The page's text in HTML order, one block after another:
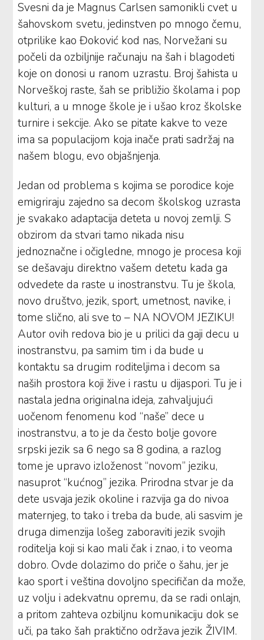
Svesni da je Magnus Carlsen samonikli cvet u
šahovskom svetu, jedinstven po mnogo čemu,
otprilike kao Đoković kod nas, Norvežani su
počeli da ozbiljnije računaju na šah i blagodeti
koje on donosi u ranom uzrastu. Broj šahista u
Norveškoj raste, šah se približio školama i pop
kulturi, a u mnoge škole je i ušao kroz školske
turnire i sekcije. Ako se pitate kakve to veze
ima sa populacijom koja inače prati sadržaj na
našem blogu, evo objašnjenja.
Jedan od problema s kojima se porodice koje
emigriraju zajedno sa decom školskog uzrasta
je svakako adaptacija deteta u novoj zemlji. S
obzirom da stvari tamo nikada nisu
jednoznačne i očigledne, mnogo je procesa koji
se dešavaju direktno vašem detetu kada ga
odvedete da raste u inostranstvu. Tu je škola,
novo društvo, jezik, sport, umetnost, navike, i
tome slično, ali sve to – NA NOVOM JEZIKU!
Autor ovih redova bio je u prilici da gaji decu u
inostranstvu, pa samim tim i da bude u
kontaktu sa drugim roditeljima i decom sa
naših prostora koji žive i rastu u dijaspori. Tu je i
nastala jedna originalna ideja, zahvaljujući
uočenom fenomenu kod “naše” dece u
inostranstvu, a to je da često bolje govore
srpski jezik sa 6 nego sa 8 godina, a razlog
tome je upravo izloženost “novom” jeziku,
nasuprot “kućnog” jezika. Prirodna stvar je da
dete usvaja jezik okoline i razvija ga do nivoa
maternjeg, to tako i treba da bude, ali sasvim je
druga dimenzija lošeg zaboraviti jezik svojih
roditelja koji si kao mali čak i znao, i to veoma
dobro. Ovde dolazimo do priče o šahu, jer je
kao sport i veština dovoljno specifičan da može,
uz volju i adekvatnu opremu, da se radi onlajn,
a pritom zahteva ozbiljnu komunikaciju dok se
uči, pa tako šah praktično održava jezik ŽIVIM.